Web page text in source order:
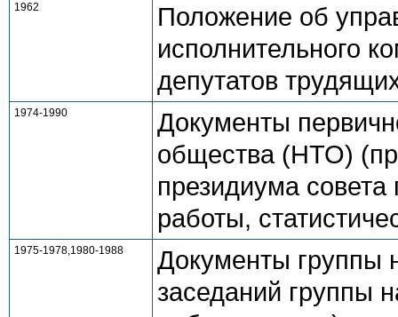
1962
Положение об
исполнительного
депутатов
1974-1990
Документы
общества (НТО)
президиума
работы,
1975-1978,1980-1988
Документы группы
заседаний группы